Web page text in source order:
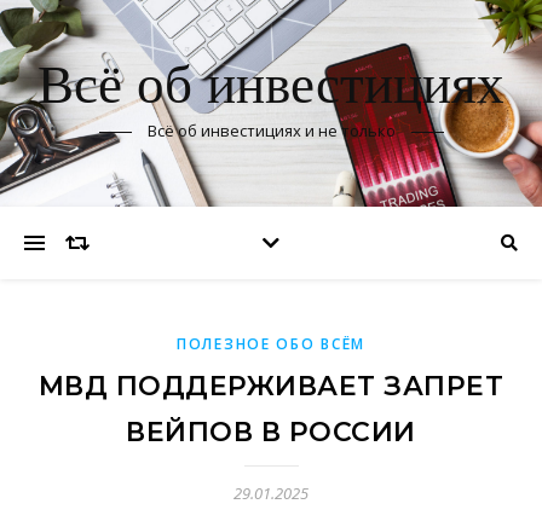
Всё об инвестициях
Всё об инвестициях и не только
ПОЛЕЗНОЕ ОБО ВСЁМ
МВД ПОДДЕРЖИВАЕТ ЗАПРЕТ
ВЕЙПОВ В РОССИИ
29.01.2025